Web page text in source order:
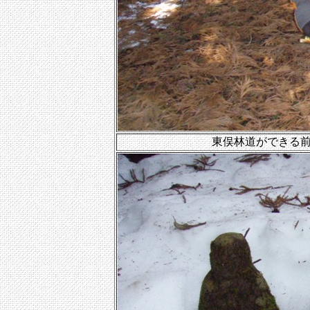
東俣林道ができる